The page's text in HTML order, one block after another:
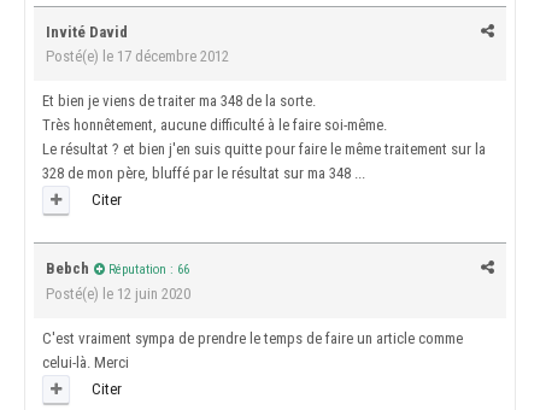
Invité David
Posté(e) le 17 décembre 2012
Et bien je viens de traiter ma 348 de la sorte.
Très honnêtement, aucune difficulté à le faire soi-même.
Le résultat ? et bien j'en suis quitte pour faire le même traitement sur la
328 de mon père, bluffé par le résultat sur ma 348 ...
Citer
Bebch Réputation : 66
Posté(e) le 12 juin 2020
C'est vraiment sympa de prendre le temps de faire un article comme
celui-là. Merci
Citer